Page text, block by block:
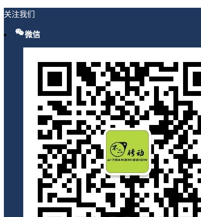
关注我们
微信